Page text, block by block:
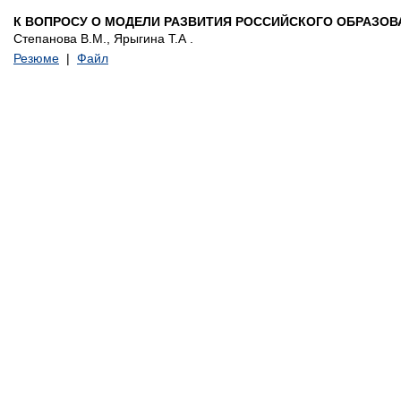
К ВОПРОСУ О МОДЕЛИ РАЗВИТИЯ РОССИЙСКОГО
Степанова В.М., Ярыгина Т.А .
Резюме | Файл